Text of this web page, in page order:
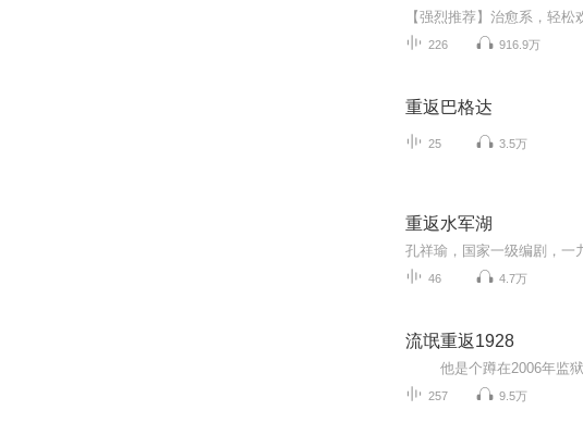
226 916.9万
重返巴格达
25 3.5万
重返水军湖
46 4.7万
流氓重返1928
257 9.5万